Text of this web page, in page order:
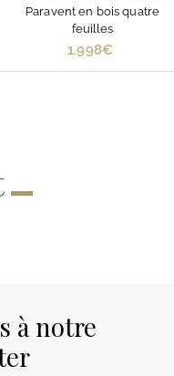
Paravent en bois quatre
feuilles
1.998€
à notre